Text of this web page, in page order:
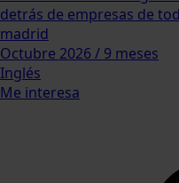
detrás de empresas de
madrid
Octubre 2026 / 9 meses
Inglés
Me interesa